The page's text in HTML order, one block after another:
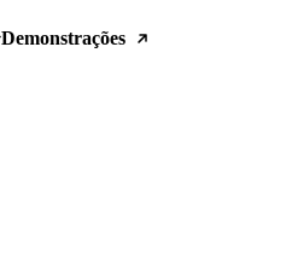
Demonstrações